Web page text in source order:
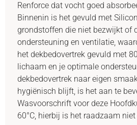
Renforce dat vocht goed
Binnenin is het gevuld met
grondstoffen die niet bezwijkt of
ondersteuning en ventilatie,
het dekbedovertrek gevuld met
lichaam en je optimale
dekbedovertrek naar eigen
hygiënisch blijft, is het aan te
Wasvoorschrift voor deze
60°C, hierbij is het raadzaam